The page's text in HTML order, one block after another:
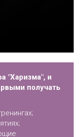
"Харизма", и
получать